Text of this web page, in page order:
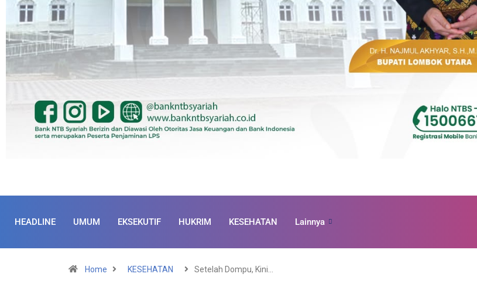
HEADLINE UMUM EKSEKUTIF HUKRIM KESEHATAN Lainnya
Home KESEHATAN Setelah Dompu, Kini…